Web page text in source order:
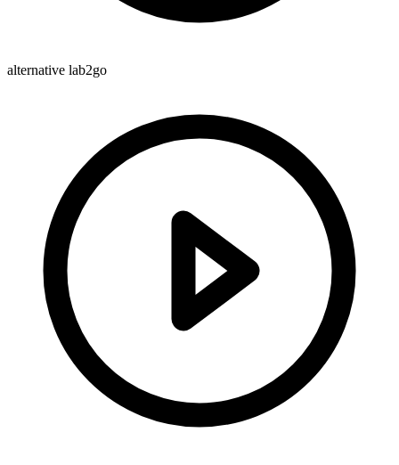
alternative lab2go